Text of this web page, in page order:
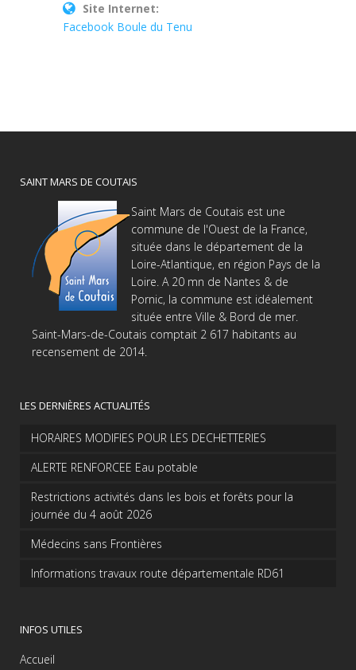
Site Internet:
Facebook Boule du Tenu
SAINT MARS DE COUTAIS
Saint Mars de Coutais est une
commune de l'Ouest de la France,
située dans le département de la
Loire-Atlantique, en région Pays de la
Loire. A 20 mn de Nantes & de
Pornic, la commune est idéalement
située entre Ville & Bord de mer.
Saint-Mars-de-Coutais comptait 2 617 habitants au
recensement de 2014.
LES DERNIÈRES ACTUALITÉS
HORAIRES MODIFIES POUR LES DECHETTERIES
ALERTE RENFORCEE Eau potable
Restrictions activités dans les bois et forêts pour la
journée du 4 août 2026
Médecins sans Frontières
Informations travaux route départementale RD61
INFOS UTILES
Accueil